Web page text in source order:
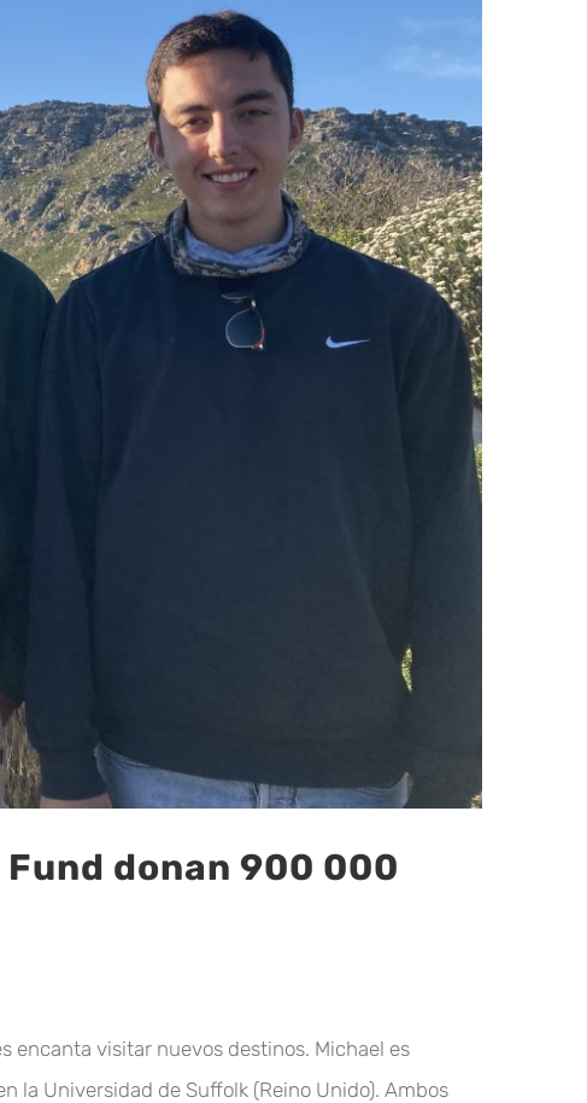
donan 900 000
encanta visitar nuevos destinos. Michael es
la Universidad de Suffolk (Reino Unido). Ambos